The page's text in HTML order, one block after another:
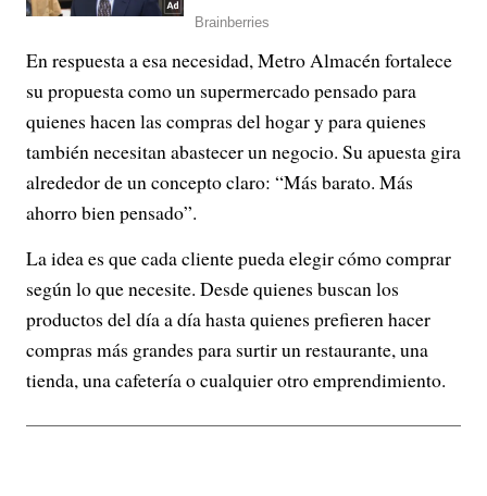
En respuesta a esa necesidad, Metro Almacén fortalece
su propuesta como un supermercado pensado para
quienes hacen las compras del hogar y para quienes
también necesitan abastecer un negocio. Su apuesta gira
alrededor de un concepto claro: “Más barato. Más
ahorro bien pensado”.
La idea es que cada cliente pueda elegir cómo comprar
según lo que necesite. Desde quienes buscan los
productos del día a día hasta quienes prefieren hacer
compras más grandes para surtir un restaurante, una
tienda, una cafetería o cualquier otro emprendimiento.